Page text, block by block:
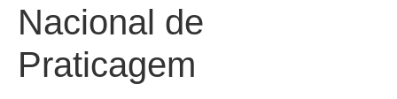
Nacional de
Praticagem